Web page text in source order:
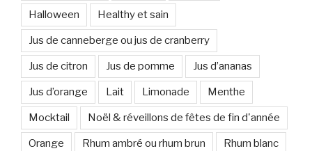
Halloween Healthy et sain
Jus de canneberge ou jus de cranberry
Jus de citron Jus de pomme Jus d’ananas
Jus d’orange Lait Limonade Menthe
Mocktail Noël & réveillons de fêtes de fin d'année
Orange Rhum ambré ou rhum brun Rhum blanc